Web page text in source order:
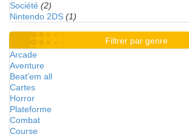
Société (2)
Nintendo 2DS (1)
Filtrer par genre
Arcade
Aventure
Beat'em all
Cartes
Horror
Plateforme
Combat
Course